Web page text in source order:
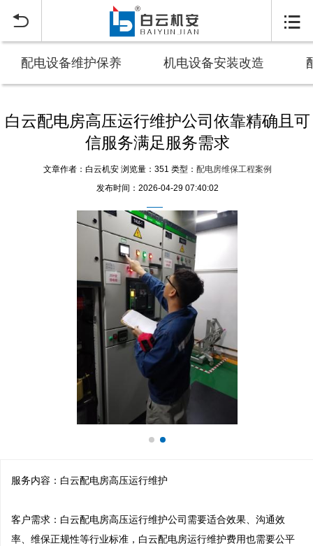
 
配电设备维护保养 机电设备安装改造
白云配电房高压运行维护公司依靠精确且可
信服务满足服务需求
文章作者：白云机安 浏览量：351 类型： 配电房维保工程案例
发布时间：2026-04-29 07:40:02
服务内容：白云配电房高压运行维护
客户需求：白云配电房高压运行维护公司需要适合效果、沟通效
率、维保正规性等行业标准，白云配电房运行维护费用也需要公平